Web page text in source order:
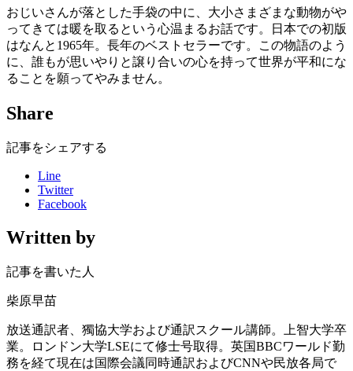
おじいさんが落とした手袋の中に、大小さまざまな動物がや
ってきては暖を取るという心温まるお話です。日本での初版
はなんと1965年。長年のベストセラーです。この物語のよう
に、誰もが思いやりと譲り合いの心を持って世界が平和にな
ることを願ってやみません。
Share
記事をシェアする
Line
Twitter
Facebook
Written by
記事を書いた人
柴原早苗
放送通訳者、獨協大学および通訳スクール講師。上智大学卒
業。ロンドン大学LSEにて修士号取得。英国BBCワールド勤
務を経て現在は国際会議同時通訳およびCNNや民放各局で